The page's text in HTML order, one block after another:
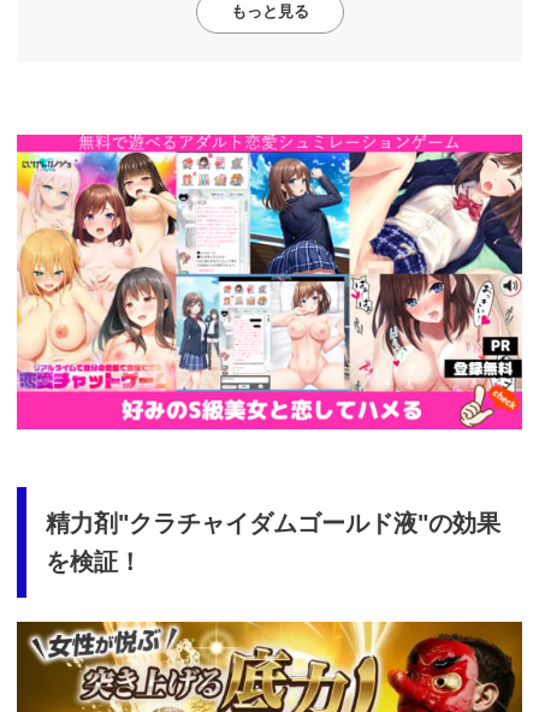
もっと見る
https://cv-
measurement.com/ad/p/r?
medium=261&ad=687&creative=590
精力剤"クラチャイダムゴールド液"の効果
を検証！
https://t.afi-
b.com/visit.php?
guid=ON&a=98661e-